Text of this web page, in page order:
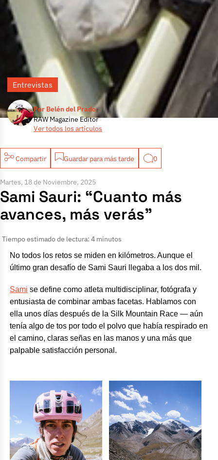
Por Belén del Prado
RAW Magazine Editor
Ver todos los artículos
Entrevistas
Compartir Guardar para más tarde 0
Martes, 18 de Noviembre, 2025
Sami Sauri: “Cuanto más
avances, más verás”
Tiempo estimado de lectura: 4 minutos
No todos los retos se miden en kilómetros. Aunque el
último gran desafío de Sami Sauri llegaba a los dos mil.
Sami se define como atleta multidisciplinar, fotógrafa y
entusiasta de combinar ambas facetas. Hablamos con
ella unos días después de la Silk Mountain Race — aún
tenía algo de tos por todo el polvo que había respirado en
el camino, claras señas en las manos y una más que
palpable satisfacción personal.